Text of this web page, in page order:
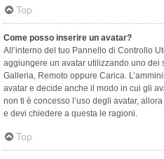
Top
Come posso inserire un avatar?
All’interno del tuo Pannello di Controllo
aggiungere un avatar utilizzando uno dei
Galleria, Remoto oppure Carica.
avatar e decide anche il modo in cui gli
non ti è concesso l’uso degli avatar,
e devi chiedere a questa le ragioni.
Top